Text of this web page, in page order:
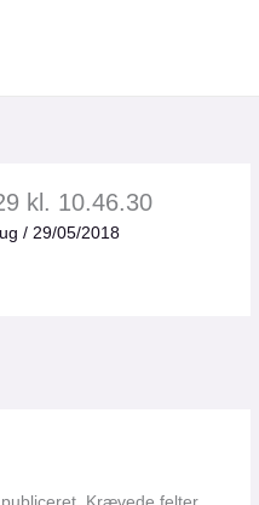
kl. 10.46.30
/29/05/2018